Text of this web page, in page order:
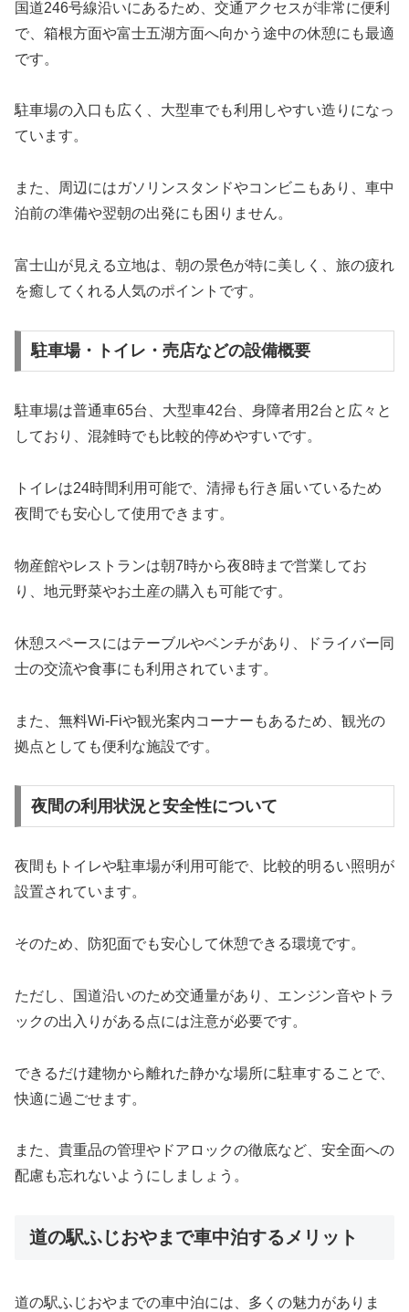
国道246号線沿いにあるため、交通アクセスが非常に便利
で、箱根方面や富士五湖方面へ向かう途中の休憩にも最適
です。
駐車場の入口も広く、大型車でも利用しやすい造りになっ
ています。
また、周辺にはガソリンスタンドやコンビニもあり、車中
泊前の準備や翌朝の出発にも困りません。
富士山が見える立地は、朝の景色が特に美しく、旅の疲れ
を癒してくれる人気のポイントです。
駐車場・トイレ・売店などの設備概要
駐車場は普通車65台、大型車42台、身障者用2台と広々と
しており、混雑時でも比較的停めやすいです。
トイレは24時間利用可能で、清掃も行き届いているため
夜間でも安心して使用できます。
物産館やレストランは朝7時から夜8時まで営業してお
り、地元野菜やお土産の購入も可能です。
休憩スペースにはテーブルやベンチがあり、ドライバー同
士の交流や食事にも利用されています。
また、無料Wi-Fiや観光案内コーナーもあるため、観光の
拠点としても便利な施設です。
夜間の利用状況と安全性について
夜間もトイレや駐車場が利用可能で、比較的明るい照明が
設置されています。
そのため、防犯面でも安心して休憩できる環境です。
ただし、国道沿いのため交通量があり、エンジン音やトラ
ックの出入りがある点には注意が必要です。
できるだけ建物から離れた静かな場所に駐車することで、
快適に過ごせます。
また、貴重品の管理やドアロックの徹底など、安全面への
配慮も忘れないようにしましょう。
道の駅ふじおやまで車中泊するメリット
道の駅ふじおやまでの車中泊には、多くの魅力がありま